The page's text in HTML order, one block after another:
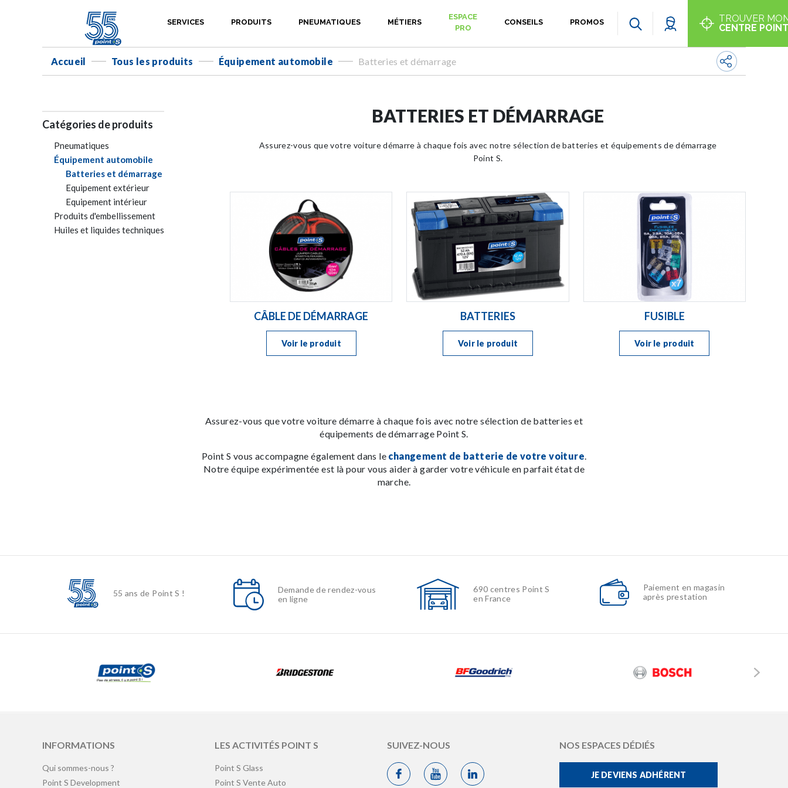
SERVICES PRODUITS PNEUMATIQUES MÉTIERS
ESPACE
PRO
CONSEILS PROMOS
TROUVER
CENTRE
Accueil - Tous les produits - Équipement automobile - Batteries et démarrage
Catégories de produits
Pneumatiques
Équipement automobile
Batteries et démarrage
Equipement extérieur
Equipement intérieur
Produits d'embellissement
Huiles et liquides techniques
BATTERIES ET DÉMARRAGE
Assurez-vous que votre voiture démarre à chaque fois avec notre sélection de batteries et équipements de démarrage
Point S.
CÂBLE DE DÉMARRAGE
Voir le produit
BATTERIES
Voir le produit
FUSIBLE
Voir le produit
Assurez-vous que votre voiture démarre à chaque fois avec notre sélection de batteries et
équipements de démarrage Point S.
Point S vous accompagne également dans le changement de batterie de votre voiture
Notre équipe expérimentée est là pour vous aider à garder votre véhicule en parfait état de
marche.
55 ans de Point S !
Demande de rendez-vous
en ligne
690 centres Point S
en France
Paiement en magasin
après prestation
INFORMATIONS
Qui sommes-nous ?
Point S Development
LES ACTIVITÉS POINT S
Point S Glass
Point S Vente Auto
SUIVEZ-NOUS NOS ESPACES DÉDIÉS
JE DEVIENS ADHÉRENT